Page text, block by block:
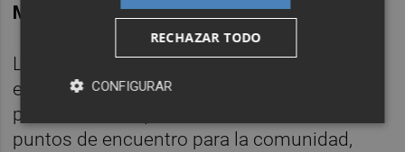
Margarita Moralesha hablado con él.
Las bibliotecas del futuro ya no serán
estanterías con libros y cómics y largos
pasillos en los que reina el silencio. Serán
puntos de encuentro para la comunidad,
RECHAZAR TODO
CONFIGURAR